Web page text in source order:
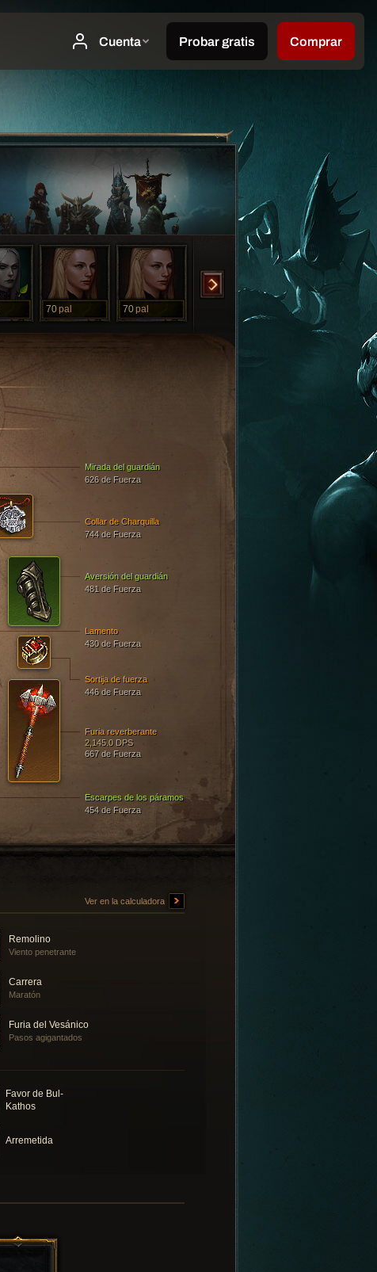
70pal 70pal 70rog
Mirada del guardián
626 de Fuerza
Escarpes de los páramos
454 de Fuerza
Aversión del guardián
481 de Fuerza
Furia reverberante
2,145.0 DPS
667 de Fuerza
Lamento
430 de Fuerza
Sortija de fuerza
446 de Fuerza
Collar de Charquilla
744 de Fuerza
Ver en la calculadora
Remolino
Viento penetrante
Carrera
Maratón
Furia del Vesánico
Pasos agigantados
Favor de Bul-
Kathos
Arremetida